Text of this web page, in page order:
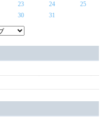
23 24
25
30 31